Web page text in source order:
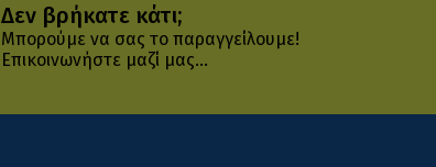
Δεν βρήκατε κάτι;
Μπορούμε να σας το παραγγείλουμε!
Επικοινωνήστε μαζί μας...